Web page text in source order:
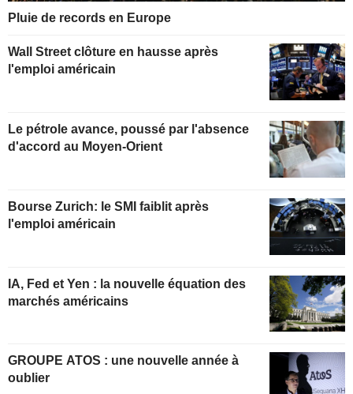
Pluie de records en Europe
Wall Street clôture en hausse après
l'emploi américain
Le pétrole avance, poussé par l'absence
d'accord au Moyen-Orient
Bourse Zurich: le SMI faiblit après
l'emploi américain
IA, Fed et Yen : la nouvelle équation des
marchés américains
GROUPE ATOS : une nouvelle année à
oublier